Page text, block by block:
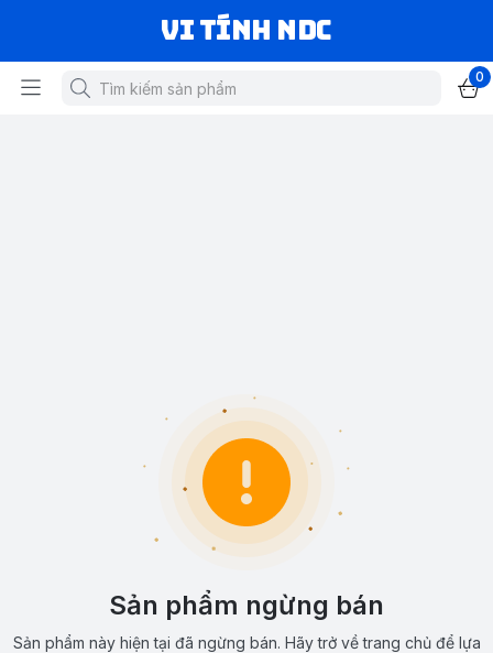
VI TÍNH NDC
0
Sản phẩm ngừng bán
Sản phẩm này hiện tại đã ngừng bán. Hãy trở về trang chủ để lựa